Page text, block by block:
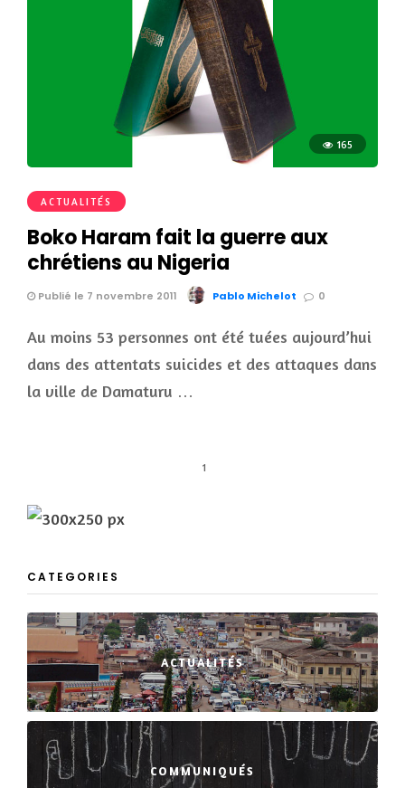
165
ACTUALITÉS
Boko Haram fait la guerre aux
chrétiens au Nigeria
Publié le 7 novembre 2011 Pablo Michelot 0
Au moins 53 personnes ont été tuées aujourd’hui
dans des attentats suicides et des attaques dans
la ville de Damaturu …
1
CATEGORIES
ACTUALITÉS
COMMUNIQUÉS